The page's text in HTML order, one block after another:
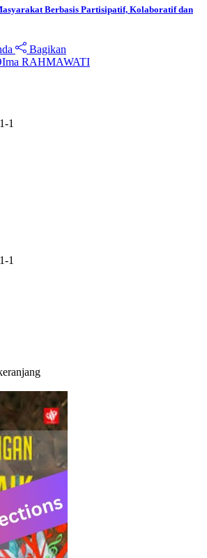
Berbasis Partisipatif, Kolaboratif dan
Bagikan
Ima RAHMAWATI
1
1